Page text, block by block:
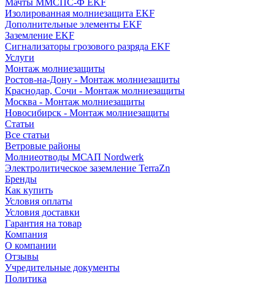
Мачты ММСПС-Ф EKF
Изолированная молниезащита EKF
Дополнительные элементы EKF
Заземление EKF
Сигнализаторы грозового разряда EKF
Услуги
Монтаж молниезащиты
Ростов-на-Дону - Монтаж молниезащиты
Краснодар, Сочи - Монтаж молниезащиты
Москва - Монтаж молниезащиты
Новосибирск - Монтаж молниезащиты
Статьи
Все статьи
Ветровые районы
Молниеотводы МСАП Nordwerk
Электролитическое заземление TerraZn
Бренды
Как купить
Условия оплаты
Условия доставки
Гарантия на товар
Компания
О компании
Отзывы
Учредительные документы
Политика